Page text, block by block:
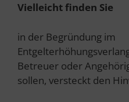
Vielleicht finden Sie
in der Begründung im
Betreuer oder
sollen, versteckt den